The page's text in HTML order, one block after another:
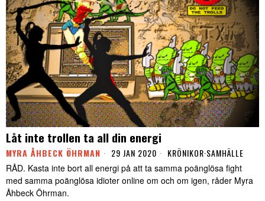
Låt inte trollen ta all din energi
MYRA ÅHBECK ÖHRMAN 29 JAN 2020 KRÖNIKOR·SAMHÄLLE
RÅD. Kasta inte bort all energi på att ta samma poänglösa fight
med samma poänglösa idioter online om och om igen, råder Myra
Åhbeck Öhrman.